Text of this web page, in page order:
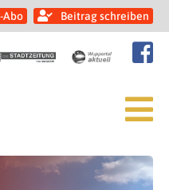
Abo Beitrag schreiben